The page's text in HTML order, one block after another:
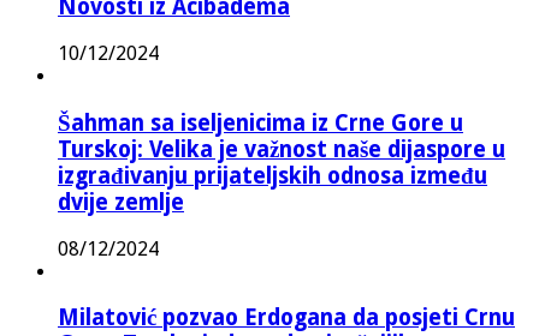
Novosti iz Acibadema
10/12/2024
Šahman sa iseljenicima iz Crne Gore u
Turskoj: Velika je važnost naše dijaspore u
izgrađivanju prijateljskih odnosa između
dvije zemlje
08/12/2024
Milatović pozvao Erdogana da posjeti Crnu